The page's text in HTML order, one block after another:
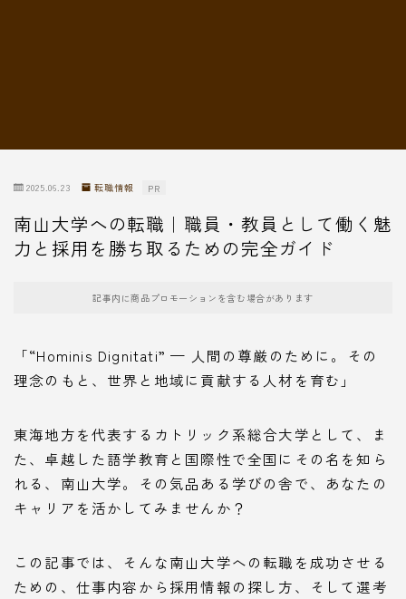
2025.06.23 転職情報 PR
南山大学への転職｜職員・教員として働く魅
力と採用を勝ち取るための完全ガイド
記事内に商品プロモーションを含む場合があります
「“Hominis Dignitati” — 人間の尊厳のために。その
理念のもと、世界と地域に貢献する人材を育む」
東海地方を代表するカトリック系総合大学として、ま
た、卓越した語学教育と国際性で全国にその名を知ら
れる、南山大学。その気品ある学びの舎で、あなたの
キャリアを活かしてみませんか？
この記事では、そんな南山大学への転職を成功させる
ための、仕事内容から採用情報の探し方、そして選考